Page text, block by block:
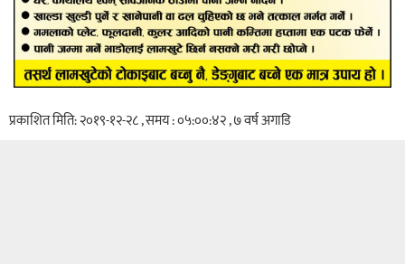
प्रकाशित मिति: २०१९-१२-२८ , समय : ०५:००:४२ , ७ वर्ष अगाडि